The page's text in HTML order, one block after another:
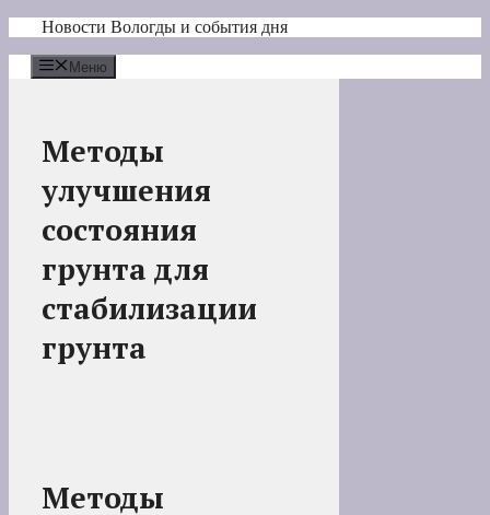
Перейти
содержимому
Новости Вологды и события дня
Меню
Методы
улучшения
состояния
грунта для
стабилизации
грунта
Методы